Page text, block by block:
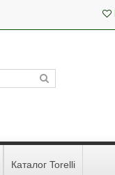
Каталог Torelli